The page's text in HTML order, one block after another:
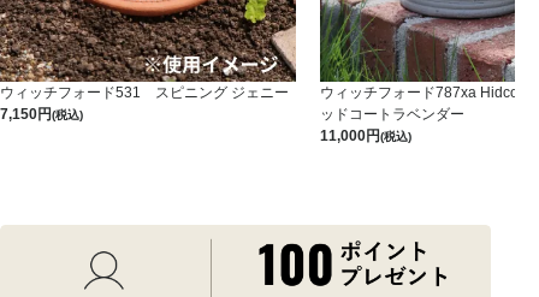
ウィッチフォード531 スピニング ジェニー
7,150
(税込)
ウィッチフォード787xa
ッドコートラベンダー
11,000
(税込)